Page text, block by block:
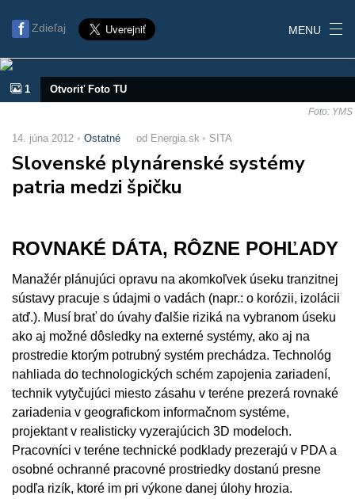
Zdieľaj MENU
1 Otvoriť Foto TU
Foto: YMS
14. júna 2012 Ostatné od Energia.sk SITA
Slovenské plynárenské systémy
patria medzi špičku
ROVNAKÉ DÁTA, RÔZNE POHĽADY
Manažér plánujúci opravu na akomkoľvek úseku tranzitnej
sústavy pracuje s údajmi o vadách (napr.: o korózii, izolácii
atď.). Musí brať do úvahy ďalšie riziká na vybranom úseku
ako aj možné dôsledky na externé systémy, ako aj na
prostredie ktorým potrubný systém prechádza. Technológ
nahliada do technologických schém zapojenia zariadení,
technik vytyčujúci miesto zásahu v teréne prezerá rovnaké
zariadenia v geografickom informačnom systéme,
projektant v realisticky vyzerajúcich 3D modeloch.
Pracovníci v teréne technické podklady prezerajú v PDA a
osobné ochranné pracovné prostriedky dostanú presne
podľa rizík, ktoré im pri výkone danej úlohy hrozia.